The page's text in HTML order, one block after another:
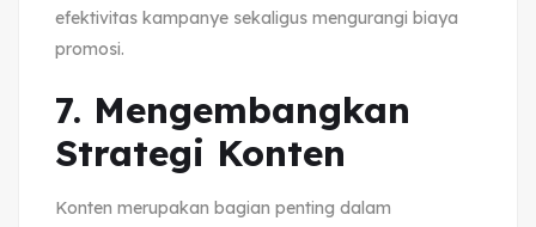
efektivitas kampanye sekaligus mengurangi biaya
promosi.
7. Mengembangkan
Strategi Konten
Konten merupakan bagian penting dalam